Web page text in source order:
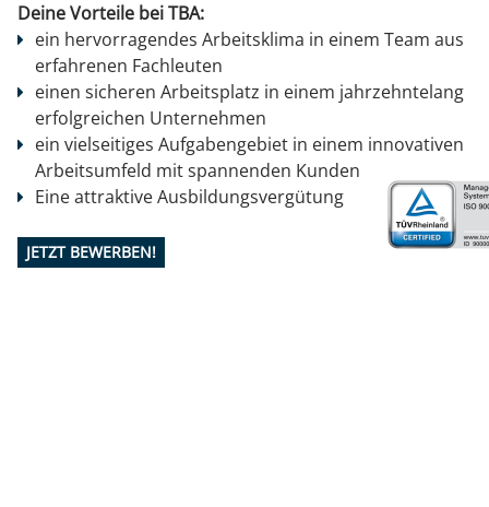
Deine Vorteile bei TBA:
ein hervorragendes Arbeitsklima in einem Team aus
erfahrenen Fachleuten
einen sicheren Arbeitsplatz in einem jahrzehntelang
erfolgreichen Unternehmen
ein vielseitiges Aufgabengebiet in einem innovativen
Arbeitsumfeld mit spannenden Kunden
Eine attraktive Ausbildungsvergütung
JETZT BEWERBEN!